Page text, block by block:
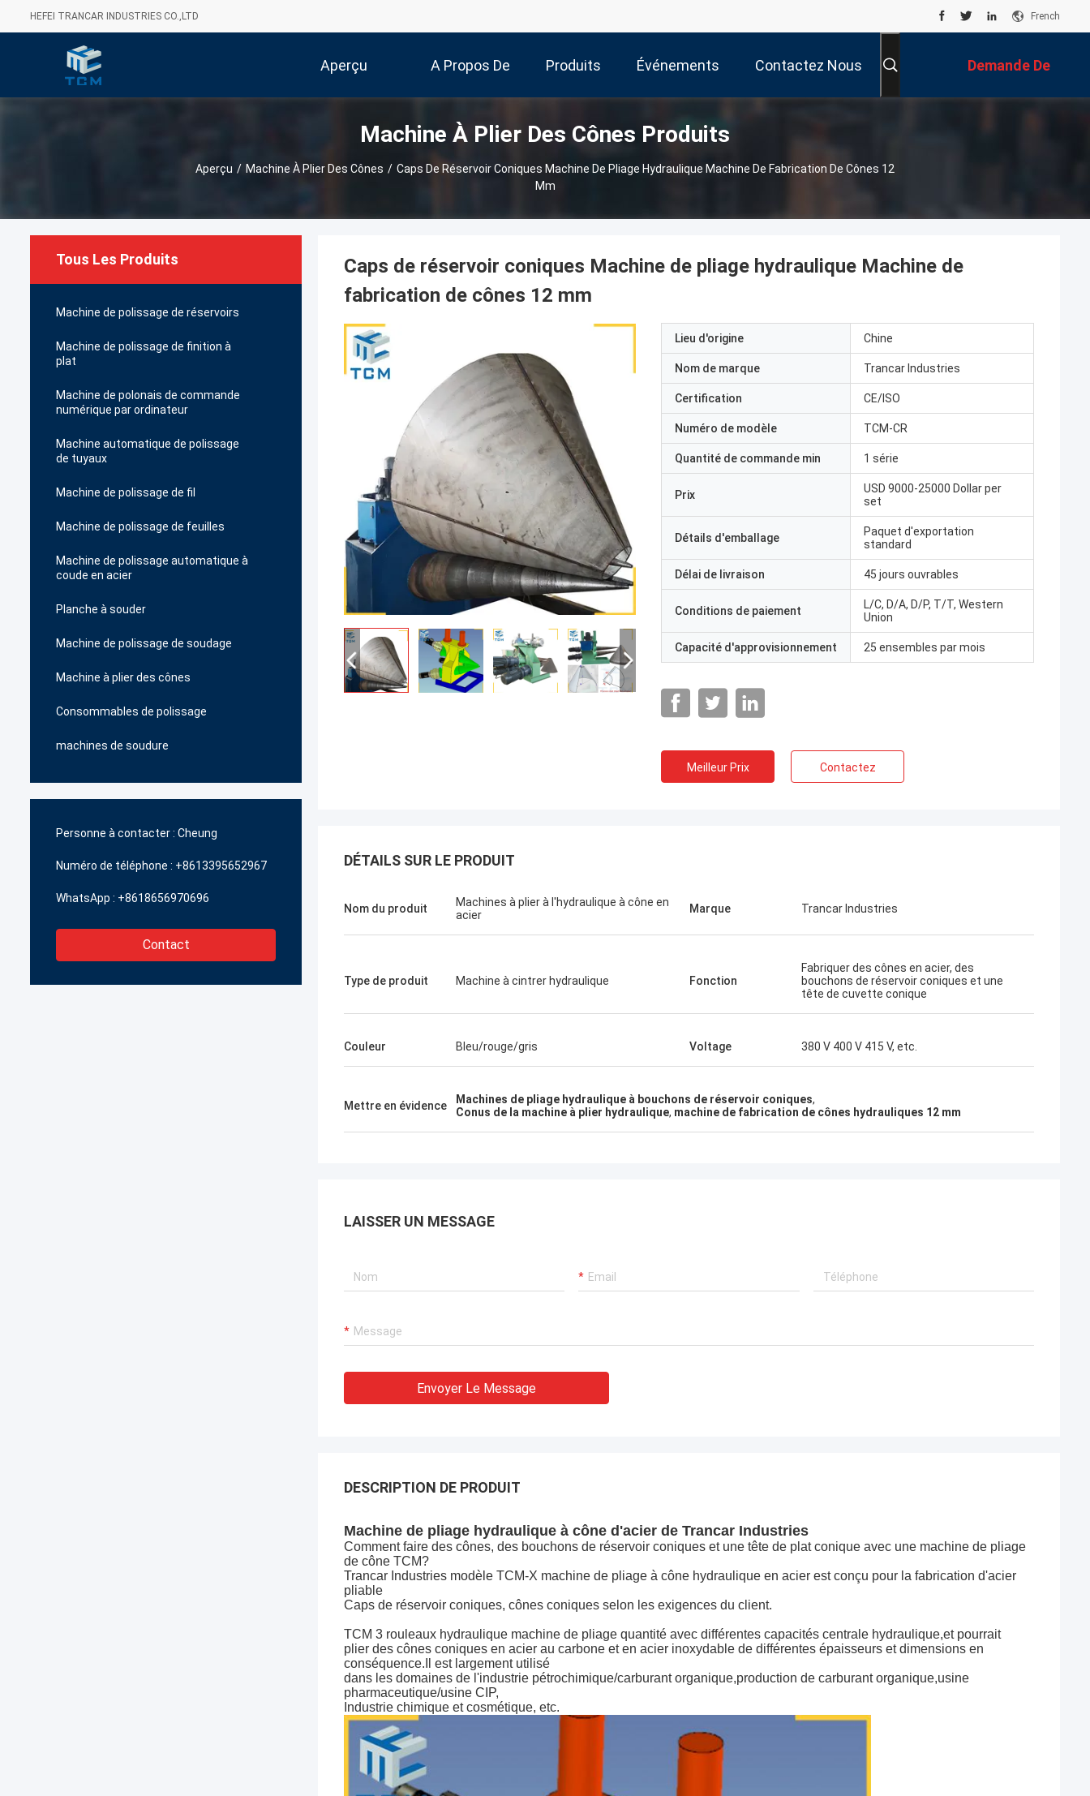
HEFEI TRANCAR INDUSTRIES CO.,LTD French
Aperçu A Propos De
Nous
Produits Événements Contactez Nous Demande De
Soumission
Machine À Plier Des Cônes Produits
Aperçu / Machine À Plier Des Cônes / Caps De Réservoir Coniques Machine De Pliage Hydraulique Machine De Fabrication De Cônes 12
Mm
Tous Les Produits
Machine de polissage de réservoirs
Machine de polissage de finition à
plat
Machine de polonais de commande
numérique par ordinateur
Machine automatique de polissage
de tuyaux
Machine de polissage de fil
Machine de polissage de feuilles
Machine de polissage automatique à
coude en acier
Planche à souder
Machine de polissage de soudage
Machine à plier des cônes
Consommables de polissage
machines de soudure
Personne à contacter : Cheung
Numéro de téléphone : +8613395652967
WhatsApp : +8618656970696
Contact
Caps de réservoir coniques Machine de pliage hydraulique Machine de
fabrication de cônes 12 mm
Lieu d'origine Chine
Nom de marque Trancar Industries
Certification CE/ISO
Numéro de modèle TCM-CR
Quantité de commande min 1 série
Prix
USD 9000-25000 Dollar per
set
Détails d'emballage
Paquet d'exportation
standard
Délai de livraison 45 jours ouvrables
Conditions de paiement
L/C, D/A, D/P, T/T, Western
Union
Capacité d'approvisionnement 25 ensembles par mois
Meilleur Prix Contactez
DÉTAILS SUR LE PRODUIT
Nom du produit
Machines à plier à l'hydraulique à cône en
acier
Marque Trancar Industries
Type de produit Machine à cintrer hydraulique Fonction
Fabriquer des cônes en acier, des
bouchons de réservoir coniques et une
tête de cuvette conique
Couleur Bleu/rouge/gris Voltage 380 V 400 V 415 V, etc.
Mettre en évidence Machines de pliage hydraulique à bouchons de réservoir coniques,
Conus de la machine à plier hydraulique, machine de fabrication de cônes hydrauliques 12 mm
LAISSER UN MESSAGE
Envoyer Le Message
DESCRIPTION DE PRODUIT
Machine de pliage hydraulique à cône d'acier de Trancar Industries
Comment faire des cônes, des bouchons de réservoir coniques et une tête de plat conique avec une machine de pliage
de cône TCM?
Trancar Industries modèle TCM-X machine de pliage à cône hydraulique en acier est conçu pour la fabrication d'acier
pliable
Caps de réservoir coniques, cônes coniques selon les exigences du client.
TCM 3 rouleaux hydraulique machine de pliage quantité avec différentes capacités centrale hydraulique,et pourrait
plier des cônes coniques en acier au carbone et en acier inoxydable de différentes épaisseurs et dimensions en
conséquence.Il est largement utilisé
dans les domaines de l'industrie pétrochimique/carburant organique,production de carburant organique,usine
pharmaceutique/usine CIP,
Industrie chimique et cosmétique, etc.